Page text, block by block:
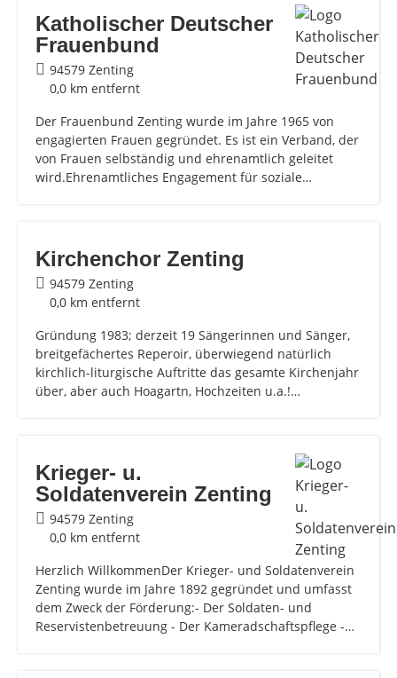
Katholischer Deutscher
Frauenbund
94579 Zenting
0,0 km entfernt
Der Frauenbund Zenting wurde im Jahre 1965 von
engagierten Frauen gegründet. Es ist ein Verband, der
von Frauen selbständig und ehrenamtlich geleitet
wird.Ehrenamtliches Engagement für soziale…
Kirchenchor Zenting
94579 Zenting
0,0 km entfernt
Gründung 1983; derzeit 19 Sängerinnen und Sänger,
breitgefächertes Reperoir, überwiegend natürlich
kirchlich-liturgische Auftritte das gesamte Kirchenjahr
über, aber auch Hoagartn, Hochzeiten u.a.!…
Krieger- u.
Soldatenverein Zenting
94579 Zenting
0,0 km entfernt
Herzlich WillkommenDer Krieger- und Soldatenverein
Zenting wurde im Jahre 1892 gegründet und umfasst
dem Zweck der Förderung:- Der Soldaten- und
Reservistenbetreuung - Der Kameradschaftspflege -…